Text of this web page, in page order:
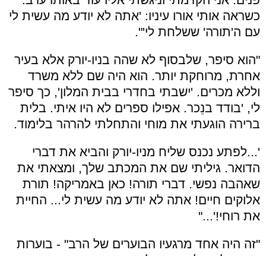
כשראה אותי אורו עיניו: 'אתה לא יודע מה עשית לי
עם ה'תורה' ששלחת לי'".
"הוא סיפר, שלבסוף לא שהה בניו-יורק אלא בעיר
אחרת, מרוחקת יותר. הוא היה שם ללא משרד
וללא מכרים. 'ישבתי בחדרי בבית המלון', כך סיפר
לי, 'בודד בנֵכר. אפילו ספרים לא היו איתי. בלית
ברירה הוגעתי את מוחי והתחלתי להרהר בלימוד.
'...לפתע נכנס שליח מניו-יורק והביא את דברי
הדואר. גיליתי שם את המכתב שלך, ומצאתי את
שאהבה נפשי. דברי תורה! כאן באמריקה! תורת
אלוקים חיים! אתה לא יודע מה עשית לי... החיית
את רוחי!'..."
"זה היה אחד מרגעיו הבוערים של הרב" - בוערות